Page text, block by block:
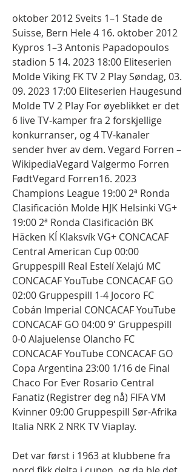
oktober 2012 Sveits 1–1 Stade de
Suisse, Bern Hele 4 16. oktober 2012
Kypros 1–3 Antonis Papadopoulos
stadion 5 14. 2023 18:00 Eliteserien
Molde Viking FK TV 2 Play Søndag, 03.
09. 2023 17:00 Eliteserien Haugesund
Molde TV 2 Play For øyeblikket er det
6 live TV-kamper fra 2 forskjellige
konkurranser, og 4 TV-kanaler
sender hver av dem. Vegard Forren –
WikipediaVegard Valgermo Forren
FødtVegard Forren16. 2023
Champions League 19:00 2ª Ronda
Clasificación Molde HJK Helsinki VG+
19:00 2ª Ronda Clasificación BK
Häcken KÍ Klaksvík VG+ CONCACAF
Central American Cup 00:00
Gruppespill Real Estelí Xelajú MC
CONCACAF YouTube CONCACAF GO
02:00 Gruppespill 1-4 Jocoro FC
Cobán Imperial CONCACAF YouTube
CONCACAF GO 04:00 9' Gruppespill
0-0 Alajuelense Olancho FC
CONCACAF YouTube CONCACAF GO
Copa Argentina 23:00 1/16 de Final
Chaco For Ever Rosario Central
Fanatiz (Registrer deg nå) FIFA VM
Kvinner 09:00 Gruppespill Sør-Afrika
Italia NRK 2 NRK TV Viaplay.
Det var først i 1963 at klubbene fra